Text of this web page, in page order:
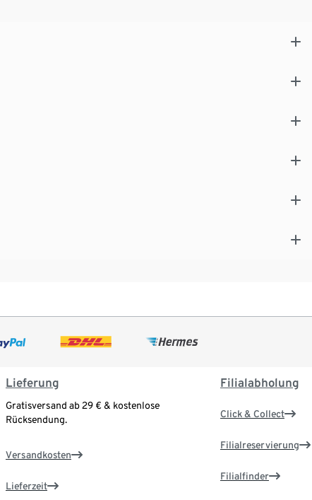
Lieferung
Gratisversand ab 29 € & kostenlose
Rücksendung.
Versandkosten
Lieferzeit
Filialabholung
Click & Collect
Filialreservierung
Filialfinder